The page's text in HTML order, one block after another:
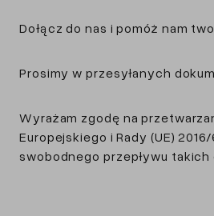
Dołącz do nas i pomóż nam
Prosimy w przesyłanych
Wyrażam zgodę na
Europejskiego i Rady (UE)
swobodnego przepływu